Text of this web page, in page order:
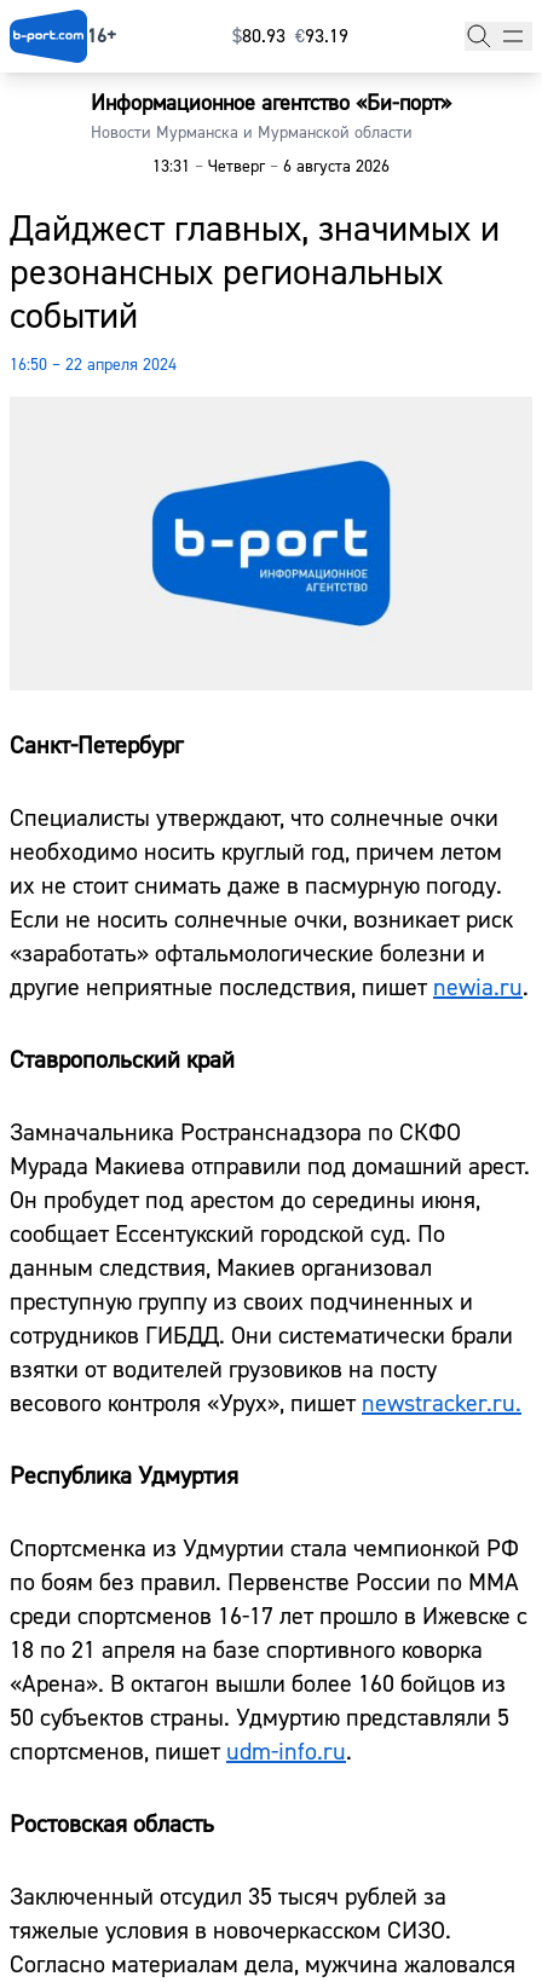
16+ $⁠80.93 €⁠93.19
Информационное агентство «Би-порт»
Новости Мурманска и Мурманской области
13:31 – Четверг – 6 августа 2026
Дайджест главных, значимых и
резонансных региональных
событий
16:50 – 22 апреля 2024
Санкт-Петербург
Специалисты утверждают, что солнечные очки
необходимо носить круглый год, причем летом
их не стоит снимать даже в пасмурную погоду.
Если не носить солнечные очки, возникает риск
«заработать» офтальмологические болезни и
другие неприятные последствия, пишет newia.ru.
Ставропольский край
Замначальника Ространснадзора по СКФО
Мурада Макиева отправили под домашний арест.
Он пробудет под арестом до середины июня,
сообщает Ессентукский городской суд. По
данным следствия, Макиев организовал
преступную группу из своих подчиненных и
сотрудников ГИБДД. Они систематически брали
взятки от водителей грузовиков на посту
весового контроля «Урух», пишет newstracker.ru.
Республика Удмуртия
Спортсменка из Удмуртии стала чемпионкой РФ
по боям без правил. Первенстве России по MMA
среди спортсменов 16-17 лет прошло в Ижевске с
18 по 21 апреля на базе спортивного коворка
«Арена». В октагон вышли более 160 бойцов из
50 субъектов страны. Удмуртию представляли 5
спортсменов, пишет udm-info.ru.
Ростовская область
Заключенный отсудил 35 тысяч рублей за
тяжелые условия в новочеркасском СИЗО.
Согласно материалам дела, мужчина жаловался
Главная
Наши гости
Фоторепортажи
Погода